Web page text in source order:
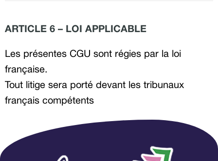
ARTICLE 6 – LOI APPLICABLE
Les présentes CGU sont régies par la loi
française.
Tout litige sera porté devant les tribunaux
français compétents